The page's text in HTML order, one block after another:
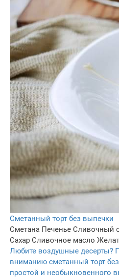
Сметанный торт без выпечки
Сметана Печенье Сливочный
Сахар Сливочное масло
Любите воздушные десерты?
вниманию сметанный торт
простой и необыкновенного